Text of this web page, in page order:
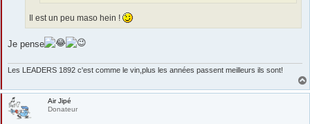
Il est un peu maso hein !
Je pense
Les LEADERS 1892 c'est comme le vin,plus les années passent meilleurs ils sont!
Air Jipé
Donateur